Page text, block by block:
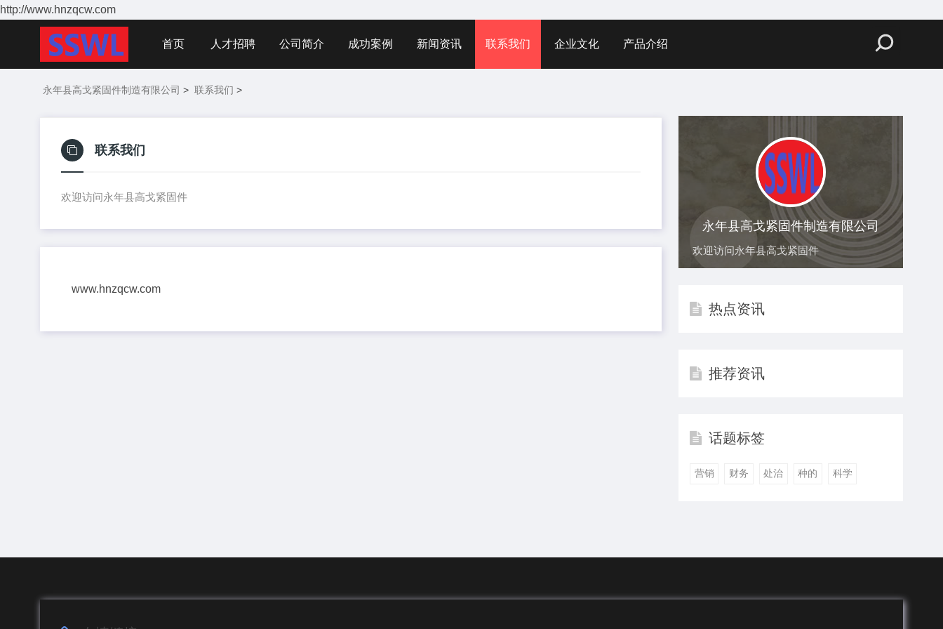
http://www.hnzqcw.com
首页 人才招聘 公司简介 成功案例 新闻资讯 联系我们 企业文化 产品介绍
永年县高戈紧固件制造有限公司 > 联系我们 >
联系我们
欢迎访问永年县高戈紧固件
www.hnzqcw.com
永年县高戈紧固件制造有限公司
欢迎访问永年县高戈紧固件
热点资讯
推荐资讯
话题标签
营销 财务 处治 种的 科学